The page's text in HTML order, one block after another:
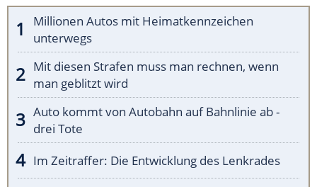
Millionen Autos mit Heimatkennzeichen
unterwegs
Mit diesen Strafen muss man rechnen, wenn
man geblitzt wird
Auto kommt von Autobahn auf Bahnlinie ab -
drei Tote
Im Zeitraffer: Die Entwicklung des Lenkrades